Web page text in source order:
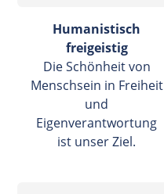
Humanistisch
freigeistig
Die Schönheit von
Menschsein in Freiheit
und
Eigenverantwortung
ist unser Ziel.